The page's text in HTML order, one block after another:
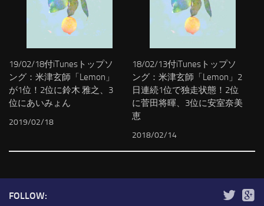
19/02/18付iTunesトップソ
ング：米津玄師「Lemon」
が1位！2位に鈴木 雅之、3
位にあいみょん
2019/02/18
18/02/13付iTunesトップソ
ング：米津玄師「Lemon」2
日連続1位で独走状態！2位
に菅田将暉、3位に安室奈美
恵
2018/02/14
FOLLOW: